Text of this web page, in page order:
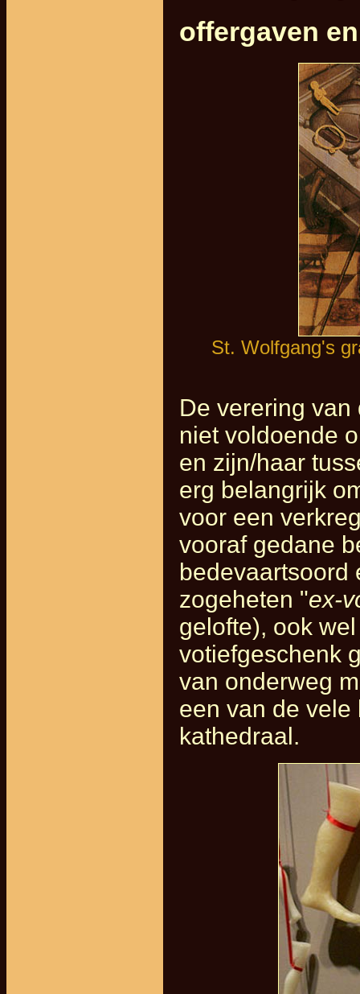
offergaven
St. Wolfgang's
De verering
niet voldoende
en zijn/haar
erg belangrijk
voor een
vooraf gedane
bedevaartsoord
zogeheten "ex-
gelofte), ook
votiefgeschenk
van onderweg
een van de
kathedraal.